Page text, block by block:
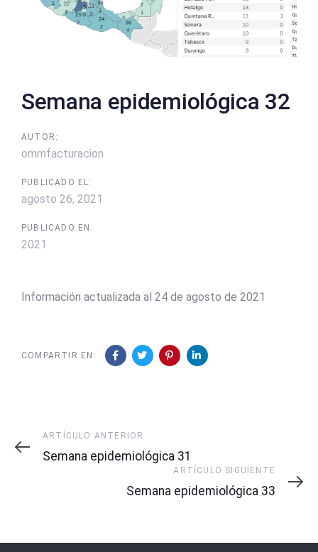
Semana epidemiológica 32
AUTOR:
ommfacturacion
PUBLICADO EL:
agosto 26, 2021
PUBLICADO EN:
2021
Información actualizada al 24 de agosto de 2021
COMPARTIR EN:
Artículo
Anterior
ARTÍCULO ANTERIOR
Semana epidemiológica 31
Siguiente
ARTÍCULO SIGUIENTE
Semana epidemiológica 33